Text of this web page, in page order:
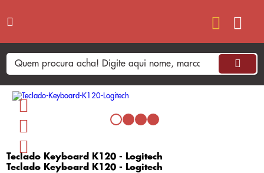
Teclado Keyboard K120 - Logitech
Teclado Keyboard K120 - Logitech